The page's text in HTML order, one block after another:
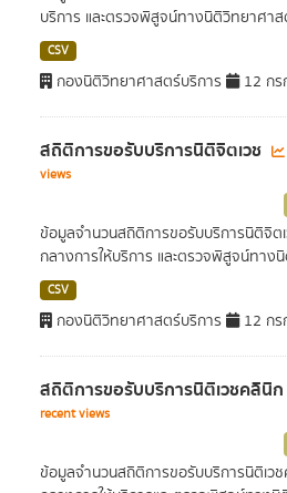
บริการ และตรวจพิสูจน์ทางนิติวิทยาศาส
CSV
กองนิติวิทยาศาสตร์บริการ 12 กร
สถิติการขอรับบริการนิติจิตเวช
views
ข้อมูลจำนวนสถิติการขอรับบริการนิติจิต
กลางการให้บริการ และตรวจพิสูจน์ทาง
CSV
กองนิติวิทยาศาสตร์บริการ 12 กร
สถิติการขอรับบริการนิติเวชคลินิก
recent views
ข้อมูลจำนวนสถิติการขอรับบริการนิติเว